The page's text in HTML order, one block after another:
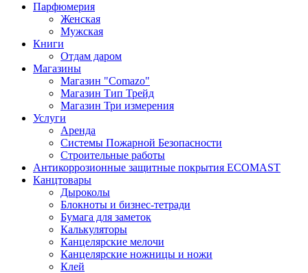
Парфюмерия
Женская
Мужская
Книги
Отдам даром
Магазины
Магазин "Comazo"
Магазин Тип Трейд
Магазин Три измерения
Услуги
Аренда
Системы Пожарной Безопасности
Строительные работы
Антикоррозионные защитные покрытия ECOMAST
Канцтовары
Дыроколы
Блокноты и бизнес-тетради
Бумага для заметок
Калькуляторы
Канцелярские мелочи
Канцелярские ножницы и ножи
Клей